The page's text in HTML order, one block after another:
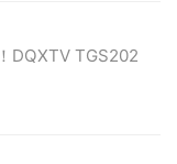
DQXTV TGS202